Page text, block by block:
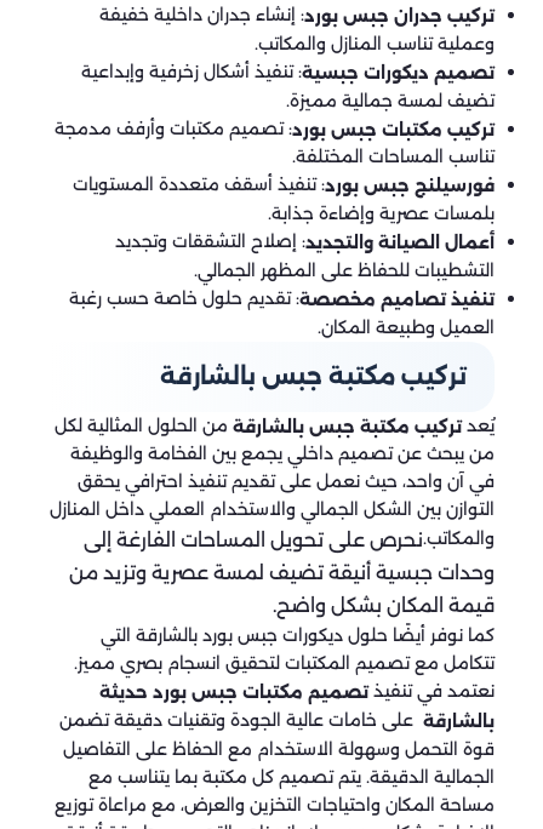
تركيب جدران جبس بورد: إنشاء جدران داخلية خفيفة
وعملية تناسب المنازل والمكاتب.
تصميم ديكورات جبسية: تنفيذ أشكال زخرفية وإبداعية
تضيف لمسة جمالية مميزة.
تركيب مكتبات جبس بورد: تصميم مكتبات وأرفف مدمجة
تناسب المساحات المختلفة.
فورسيلنج جبس بورد: تنفيذ أسقف متعددة المستويات
بلمسات عصرية وإضاءة جذابة.
أعمال الصيانة والتجديد: إصلاح التشققات وتجديد
التشطيبات للحفاظ على المظهر الجمالي.
تنفيذ تصاميم مخصصة: تقديم حلول خاصة حسب رغبة
العميل وطبيعة المكان.
تركيب مكتبة جبس بالشارقة
يُعدتركيب مكتبة جبس بالشارقة من الحلول المثالية لكل
من يبحث عن تصميم داخلي يجمع بين الفخامة والوظيفة
في آن واحد، حيث نعمل على تقديم تنفيذ احترافي يحقق
التوازن بين الشكل الجمالي والاستخدام العملي داخل المنازل
والمكاتب.نحرص على تحويل المساحات الفارغة إلى
وحدات جبسية أنيقة تضيف لمسة عصرية وتزيد من
قيمة المكان بشكل واضح.
كما نوفر أيضًا حلول ديكورات جبس بورد بالشارقة التي
تتكامل مع تصميم المكتبات لتحقيق انسجام بصري مميز.
نعتمد في تنفيذتصميم مكتبات جبس بورد حديثة
بالشارقة على خامات عالية الجودة وتقنيات دقيقة تضمن
قوة التحمل وسهولة الاستخدام مع الحفاظ على التفاصيل
الجمالية الدقيقة. يتم تصميم كل مكتبة بما يتناسب مع
مساحة المكان واحتياجات التخزين والعرض، مع مراعاة توزيع